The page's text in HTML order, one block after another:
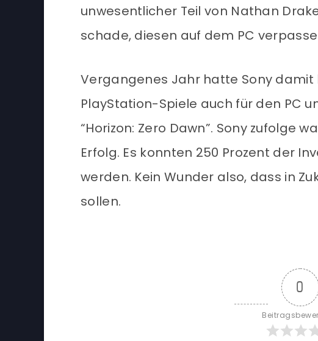
unwesentlicher Teil von Nathan
schade, diesen auf dem PC
Vergangenes Jahr hatte Sony damit
PlayStation-Spiele auch für den PC
“Horizon: Zero Dawn”. Sony zufolge
Erfolg. Es konnten 250 Prozent der
werden. Kein Wunder also, dass in
sollen.
0